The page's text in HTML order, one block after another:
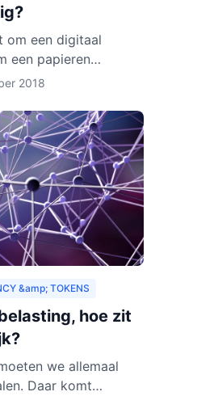
om een digitaal
een papieren
geldt. Zo zijn er
aan het contra
2018
&amp; TOKENS
hoe zit
we allemaal
Daar komt